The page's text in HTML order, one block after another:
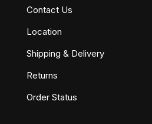
Contact Us
Location
Shipping & Delivery
Returns
Order Status